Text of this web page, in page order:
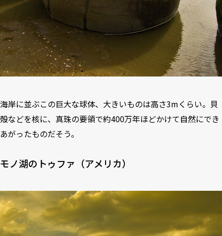
海岸に並ぶこの巨大な球体、大きいものは高さ3mくらい。貝
殻などを核に、真珠の要領で約400万年ほどかけて自然にでき
あがったものだそう。
モノ湖のトゥファ（アメリカ）